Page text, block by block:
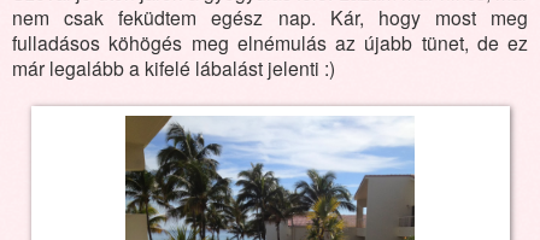
nem csak feküdtem egész nap. Kár, hogy most meg
fulladásos köhögés meg elnémulás az újabb tünet, de ez
már legalább a kifelé lábalást jelenti :)